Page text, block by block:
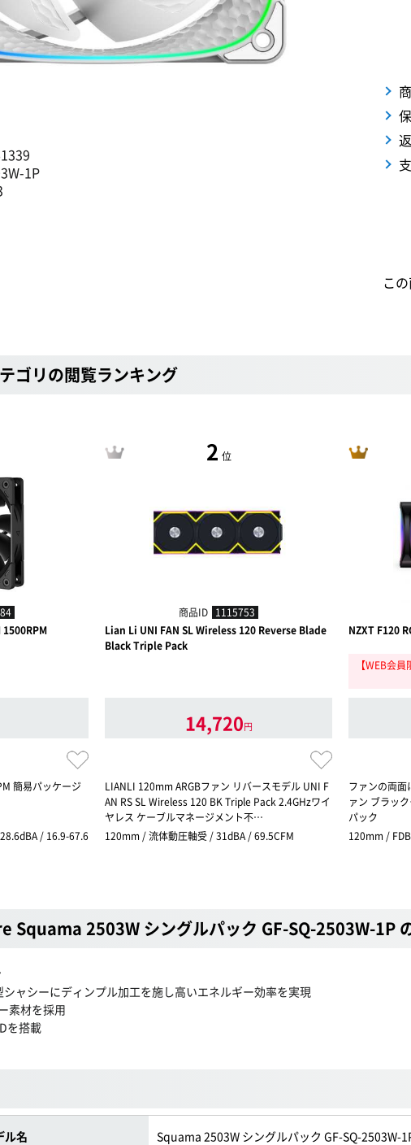
1P
こ
ゴリの閲覧ランキング
1500RPM
簡易パッケージ
/ 16.9-67.6
2 位
商品ID 1115753
Lian Li UNI FAN SL Wireless 120 Reverse Blade
Black Triple Pack
14,720円
LIANLI 120mm ARGBファン リバースモデル UNI F
AN RS SL Wireless 120 BK Triple Pack 2.4GHzワイ
ヤレス ケーブルマネージメント不…
120mm / 流体動圧軸受 / 31dBA / 69.5CFM
NZXT F120
【WEB会
ファンの両面
ァン ブラッ
パック
120mm /
2503W シングルパック GF-SQ-2503W-1P
ャシーにディンプル加工を施し高いエネルギー効率を実現
素材を採用
を搭載
ル名 Squama 2503W シングルパック GF-SQ-2503W-